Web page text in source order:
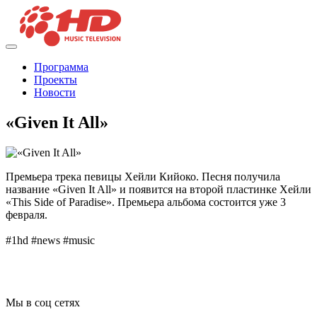
Программа
Проекты
Новости
«Given It All»
Премьера трека певицы Хейли Кийоко. Песня получила
название «Given It All» и появится на второй пластинке Хейли
«This Side of Paradise». Премьера альбома состоится уже 3
февраля.
#1hd #news #music
Мы в соц сетях